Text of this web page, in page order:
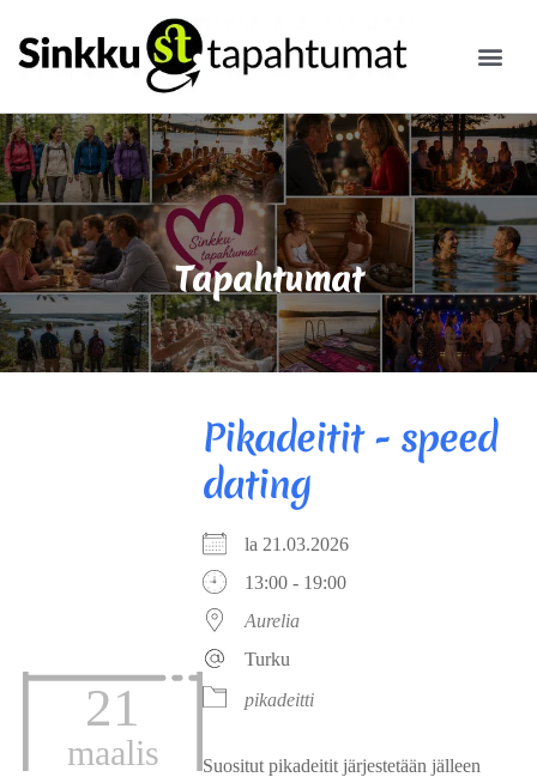
Tapahtumat
21
maalis
Pikadeitit - speed
dating
la 21.03.2026
13:00 - 19:00
Aurelia
Turku
pikadeitti
Suositut pikadeitit järjestetään jälleen